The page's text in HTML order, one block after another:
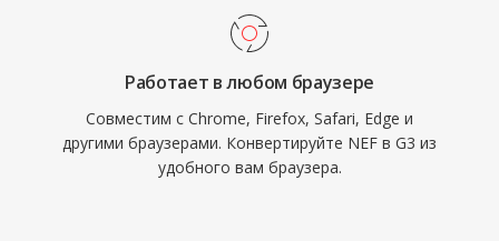
Работает в любом браузере
Совместим с Chrome, Firefox, Safari, Edge и
другими браузерами. Конвертируйте NEF в G3 из
удобного вам браузера.